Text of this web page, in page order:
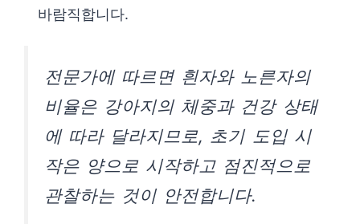
바람직합니다.
전문가에 따르면 흰자와 노른자의
비율은 강아지의 체중과 건강 상태
에 따라 달라지므로, 초기 도입 시
작은 양으로 시작하고 점진적으로
관찰하는 것이 안전합니다.